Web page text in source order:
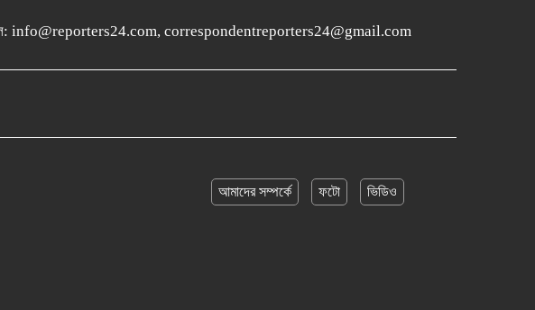
info@reporters24.com, correspondentreporters24@gmail.com
আমাদের সম্পর্কে ফটো ভিডিও